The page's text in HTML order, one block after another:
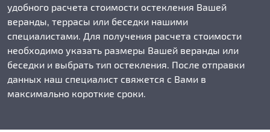
удобного расчета стоимости остекления Вашей
веранды, террасы или беседки нашими
специалистами. Для получения расчета стоимости
необходимо указать размеры Вашей веранды или
беседки и выбрать тип остекления. После отправки
данных наш специалист свяжется с Вами в
максимально короткие сроки.